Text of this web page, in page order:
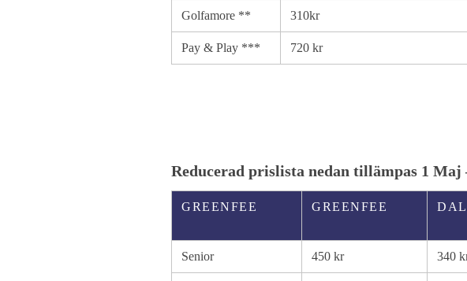
Golfamore ** 310kr
Pay & Play *** 720 kr
Reducerad prislista nedan tillämpas 1 Maj
GREENFEE GREENFEE
Senior 450 kr 340